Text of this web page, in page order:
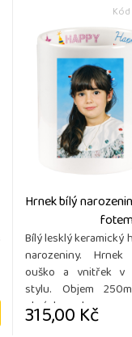
Hrnek bílý
fotem
Bílý lesklý keramický
narozeniny.
ouško a vnitřek v
stylu. Objem
obrázky na hr ...
315,00 Kč